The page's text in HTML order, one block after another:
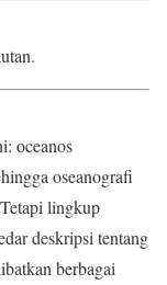
oceanos
oseanografi
lingkup
deskripsi tentang
berbagai